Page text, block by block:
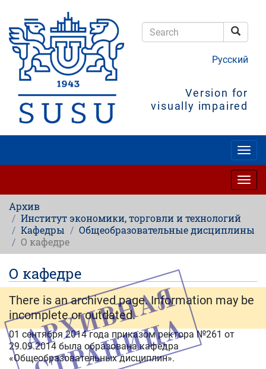
main
content
Русский
Version for
visually impaired
Архив
Институт экономики, торговли и технологий
Кафедры
Общеобразовательные дисциплины
О кафедре
О кафедре
There is an archived page. Information may be
incomplete or outdated.
01 сентября 2014 года приказом ректора №261 от
29.09.2014 была образована кафедра
«Общеобразовательных дисциплин».